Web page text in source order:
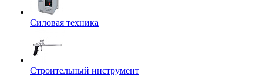
Силовая техника
Строительный инструмент